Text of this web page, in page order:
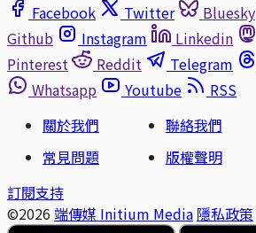
Facebook
Twitter Bluesky
Github
Instagram Linkedin
Pinterest
Reddit Telegram
Whatsapp
Youtube
RSS
關於我們
聯絡我們
常見問題
版權聲明
訂閱支持
©2026 端傳媒 Initium Media 隱私政策